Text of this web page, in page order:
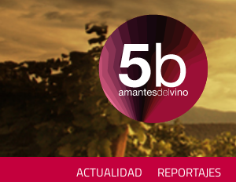
ACTUALIDAD REPORTAJES